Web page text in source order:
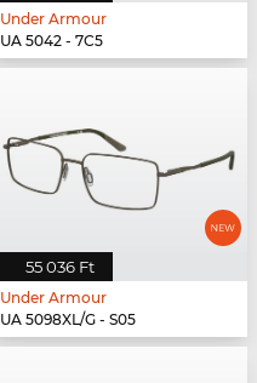
Under Armour
UA 5042 - 7C5
55 036 Ft
Under Armour
UA 5098XL/G - S05